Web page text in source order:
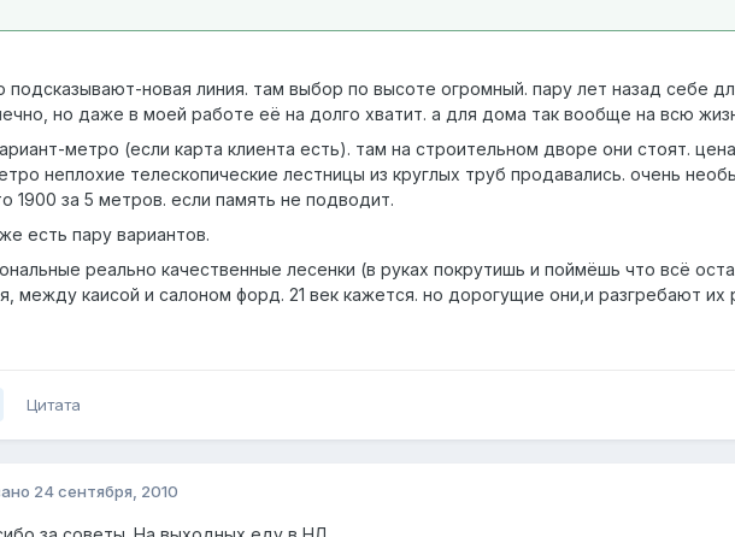
подсказывают-новая линия. там выбор по высоте огромный. пару лет назад себе
но даже в моей работе её на долго хватит. а для дома так вообще на всю
метро (если карта клиента есть). там на строительном дворе они стоят.
неплохие телескопические лестницы из круглых труб продавались. очень
1900 за 5 метров. если память не подводит.
есть пару вариантов.
реально качественные лесенки (в руках покрутишь и поймёшь что всё
между каисой и салоном форд. 21 век кажется. но дорогущие они,и разгребают
Цитата
24 сентября, 2010